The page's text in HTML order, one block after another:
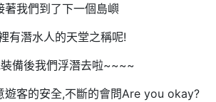
著我們到了下一個島嶼
有潛水人的天堂之稱呢!
備後我們浮潛去啦~~~~
遊客的安全,不斷的會問Are you okay?